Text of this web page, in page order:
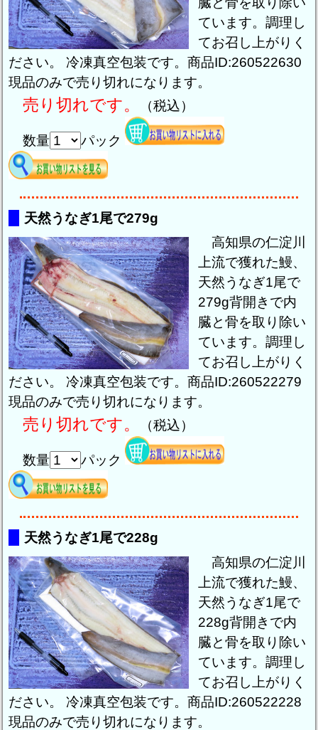
ています。調理し
てお召し上がりく
ださい。 冷凍真空包装です。商品ID:260522630
現品のみで売り切れになります。
売り切れです。 （税込）
数量 パック
天然うなぎ1尾で279g
高知県の仁淀川
上流で獲れた鰻、
天然うなぎ1尾で
279g背開きで内
臓と骨を取り除い
ています。調理し
てお召し上がりく
ださい。 冷凍真空包装です。商品ID:260522279
現品のみで売り切れになります。
売り切れです。 （税込）
数量 パック
天然うなぎ1尾で228g
高知県の仁淀川
上流で獲れた鰻、
天然うなぎ1尾で
228g背開きで内
臓と骨を取り除い
ています。調理し
てお召し上がりく
ださい。 冷凍真空包装です。商品ID:260522228
現品のみで売り切れになります。